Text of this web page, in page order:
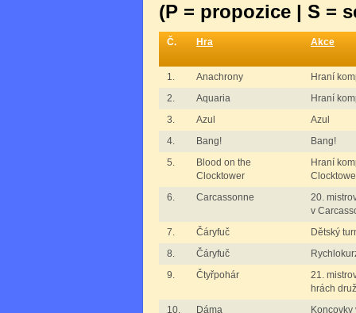
(P = propozice | S =
Č. Hra Akce
1. Anachrony
Hraní
2.
Aquaria
Hraní
3.
Azul
Azul
4.
Bang!
Bang!
5.
Blood on the
Clocktower
Hraní
6.
Carcassonne
20.
v
7.
Čáryfuč
Dětský
8.
Čáryfuč
9.
Čtyřpohár
21.
hrách
10.
Dáma
Koncovky